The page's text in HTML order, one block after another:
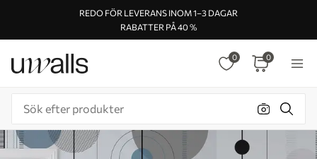
REDO FÖR LEVERANS INOM 1–3 DAGAR
RABATTER PÅ 40 %
0 0